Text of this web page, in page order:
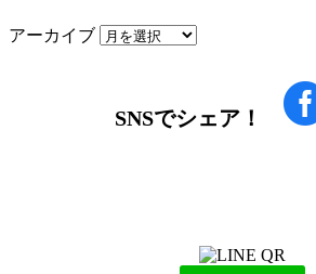
アーカイブ
SNSでシェア！